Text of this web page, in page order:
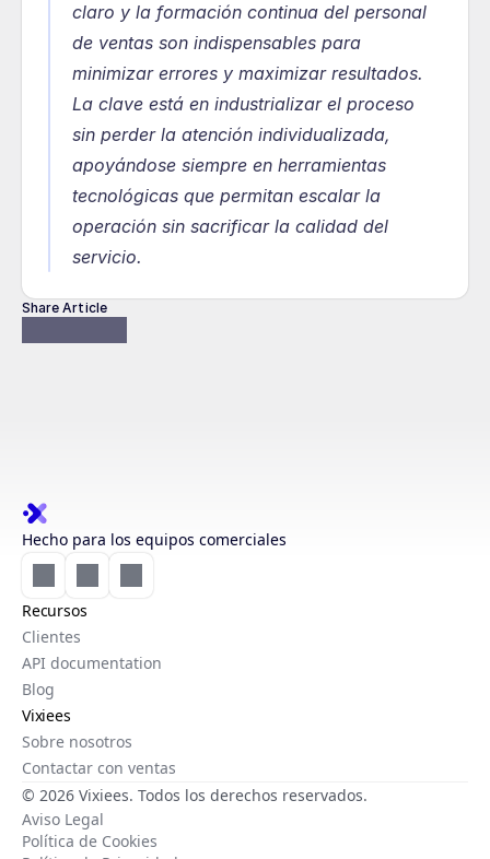
claro y la formación continua del personal
de ventas son indispensables para
minimizar errores y maximizar resultados.
La clave está en industrializar el proceso
sin perder la atención individualizada,
apoyándose siempre en herramientas
tecnológicas que permitan escalar la
operación sin sacrificar la calidad del
servicio.
Share Article
Hecho para los equipos comerciales
Recursos
Clientes
API documentation
Blog
Vixiees
Sobre nosotros
Contactar con ventas
© 2026 Vixiees. Todos los derechos reservados.
Aviso Legal
Política de Cookies